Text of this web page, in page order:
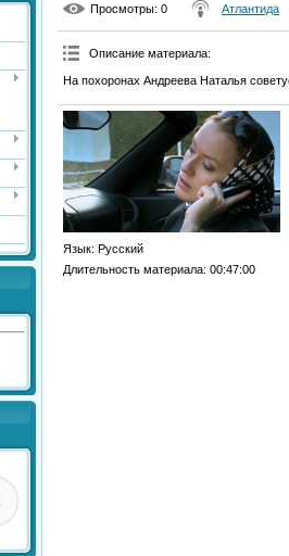
Просмотры: 0 Атлантида
Описание материала:
На похоронах Андреева Наталья
Язык: Русский
Длительность материала: 00:47:00